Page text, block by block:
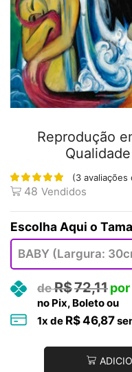
Reprodução
(3 avaliações
48 Vendidos
R$72,11
no Pix, Boleto ou
1x de R$46,87